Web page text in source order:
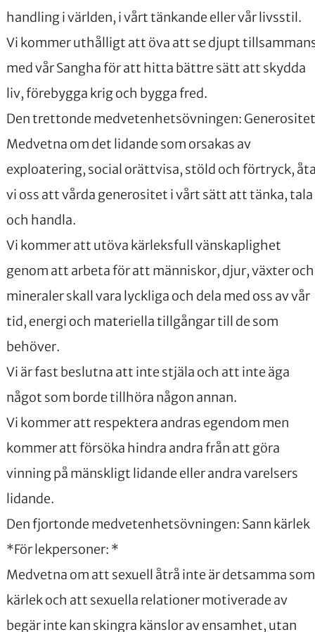
handling i världen, i vårt tänkande eller vår livsstil.
Vi kommer uthålligt att öva att se djupt
med vår Sangha för att hitta bättre sätt att skydda
liv, förebygga krig och bygga fred.
Den trettonde medvetenhetsövningen: Generositet
Medvetna om det lidande som orsakas av
exploatering, social orättvisa, stöld och förtryck,
vi oss att vårda generositet i vårt sätt att tänka, tala
och handla.
Vi kommer att utöva kärleksfull vänskaplighet
genom att arbeta för att människor, djur, växter och
mineraler skall vara lyckliga och dela med oss av vår
tid, energi och materiella tillgångar till de som
behöver.
Vi är fast beslutna att inte stjäla och att inte äga
något som borde tillhöra någon annan.
Vi kommer att respektera andras egendom men
kommer att försöka hindra andra från att göra
vinning på mänskligt lidande eller andra varelsers
lidande.
Den fjortonde medvetenhetsövningen: Sann kärlek
*För lekpersoner: *
Medvetna om att sexuell åtrå inte är detsamma som
kärlek och att sexuella relationer motiverade av
begär inte kan skingra känslor av ensamhet, utan